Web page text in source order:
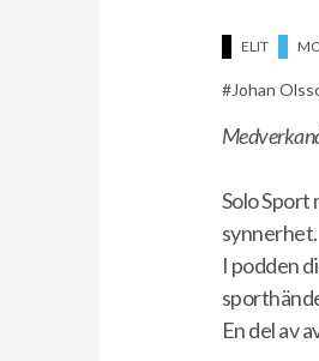
ELIT
Johan
Solo Sport
synnerhet.
I podden
En del av